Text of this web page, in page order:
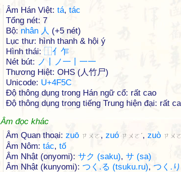
Âm Hán Việt: tá, tác
Tổng nét: 7
Bộ: nhân 人 (+5 nét)
Lục thư: hình thanh & hội ý
Hình thái: ⿰亻 乍
Nét bút: ノ丨ノ一丨一一
Thương Hiệt: OHS (人竹尸)
Unicode: U+4F5C
Độ thông dụng trong Hán ngữ cổ: rất cao
Độ thông dụng trong tiếng Trung hiện đại: rất
Âm đọc khác
Âm Quan thoại: zuō ㄗㄨㄛ , zuó ㄗㄨㄛˊ, zuò ㄗㄨ
Âm Nôm: tác, tố
Âm Nhật (onyomi): サク (saku), サ (sa)
Âm Nhật (kunyomi): つく.る (tsuku.ru), つく.